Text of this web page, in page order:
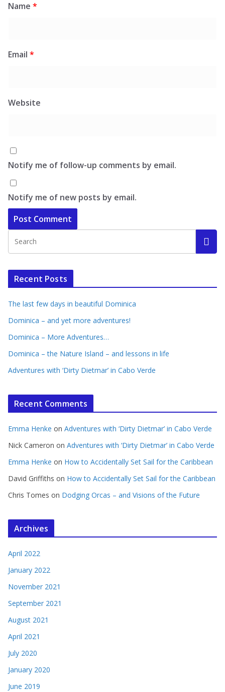
Name *
Email *
Website
Notify me of follow-up comments by email.
Notify me of new posts by email.
Recent Posts
The last few days in beautiful Dominica
Dominica – and yet more adventures!
Dominica – More Adventures…
Dominica – the Nature Island – and lessons in life
Adventures with ‘Dirty Dietmar’ in Cabo Verde
Recent Comments
Emma Henke on Adventures with ‘Dirty Dietmar’ in Cabo Verde
Nick Cameron on Adventures with ‘Dirty Dietmar’ in Cabo Verde
Emma Henke on How to Accidentally Set Sail for the Caribbean
David Griffiths on How to Accidentally Set Sail for the Caribbean
Chris Tomes on Dodging Orcas – and Visions of the Future
Archives
April 2022
January 2022
November 2021
September 2021
August 2021
April 2021
July 2020
January 2020
June 2019